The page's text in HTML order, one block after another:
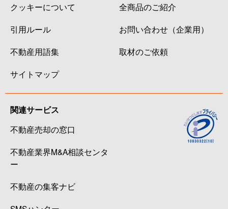
クッキーについて
引用ルール
不動産用語集
サイトマップ
全商品のご紹介
お問い合わせ（企業用）
取材のご依頼
関連サービス
不動産売却の窓口
不動産業界M&A相談センタ
ー
不動産の集客ナビ